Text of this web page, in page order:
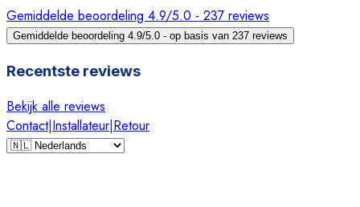
Gemiddelde beoordeling 4.9/5.0 - 237 reviews
Gemiddelde beoordeling 4.9/5.0 - op basis van 237 reviews
Recentste reviews
Bekijk alle reviews
Contact|Installateur|Retour